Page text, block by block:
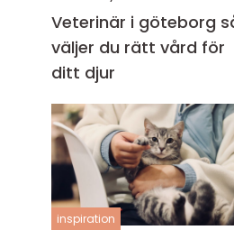
Veterinär i göteborg så
väljer du rätt vård för
ditt djur
inspiration